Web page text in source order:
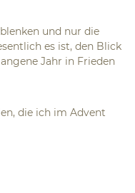
und nur die
es ist, den Blick
Jahr in Frieden
die ich im Advent